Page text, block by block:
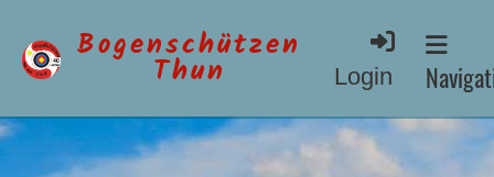
Bogenschützen
Thun Login